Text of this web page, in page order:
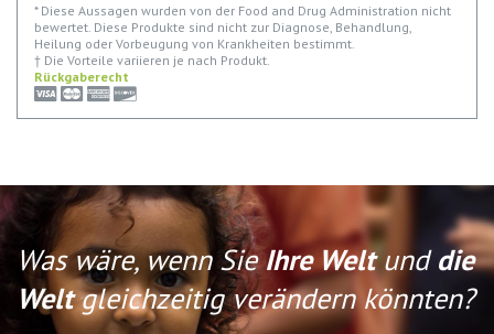
* Diese Aussagen wurden von der Food and Drug Administration nicht
bewertet. Diese Produkte sind nicht zur Diagnose, Behandlung,
Heilung oder Vorbeugung von Krankheiten bestimmt.
† Die Vorteile variieren je nach Produkt.
Rückgaberecht
Was wäre, wenn SieIhre Weltunddie
Weltgleichzeitig verändern könnten?